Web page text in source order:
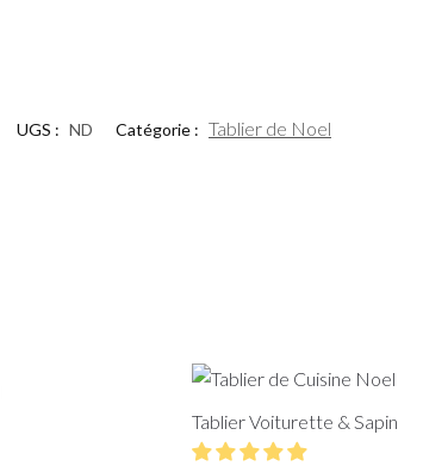
UGS : ND Catégorie : Tablier de Noel
Tablier Voiturette & Sapin